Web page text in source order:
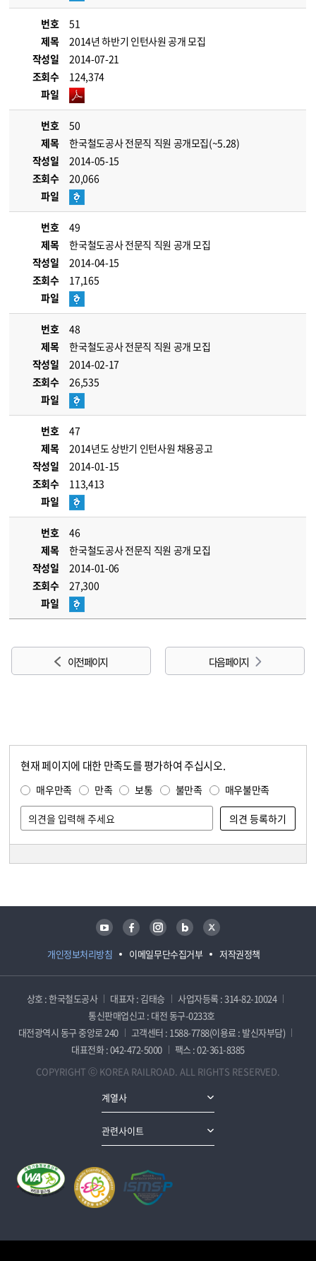
번호
51
제목
2014년 하반기 인턴사원 공개 모집
작성일
2014-07-21
조회수
124,374
파일
번호
50
제목
한국철도공사 전문직 직원 공개모집(~5.28)
작성일
2014-05-15
조회수
20,066
파일
번호
49
제목
한국철도공사 전문직 직원 공개 모집
작성일
2014-04-15
조회수
17,165
파일
번호
48
제목
한국철도공사 전문직 직원 공개 모집
작성일
2014-02-17
조회수
26,535
파일
번호
47
제목
2014년도 상반기 인턴사원 채용공고
작성일
2014-01-15
조회수
113,413
파일
번호
46
제목
한국철도공사 전문직 직원 공개 모집
작성일
2014-01-06
조회수
27,300
파일
이전 페이지 다음 페이지
현재 페이지에 대한 만족도를 평가하여 주십시오.
매우만족 만족 보통 불만족 매우불만족
개인정보처리방침 이메일무단수집거부 저작권정책
유튜브 페이스북 인스타그램 블로그 트위터
상호 : 한국철도공사 대표자 : 김태승
사업자등록 : 314-82-10024
통신판매업신고 : 대전 동구-0233호
대전광역시 동구 중앙로 240
고객센터 : 1588-7788(이용료 : 발신자부담)
대표전화 : 042-472-5000
팩스 : 02-361-8385
COPYRIGHT ⓒ KOREA RAILROAD. ALL RIGHTS RESERVED.
계열사
관련사이트